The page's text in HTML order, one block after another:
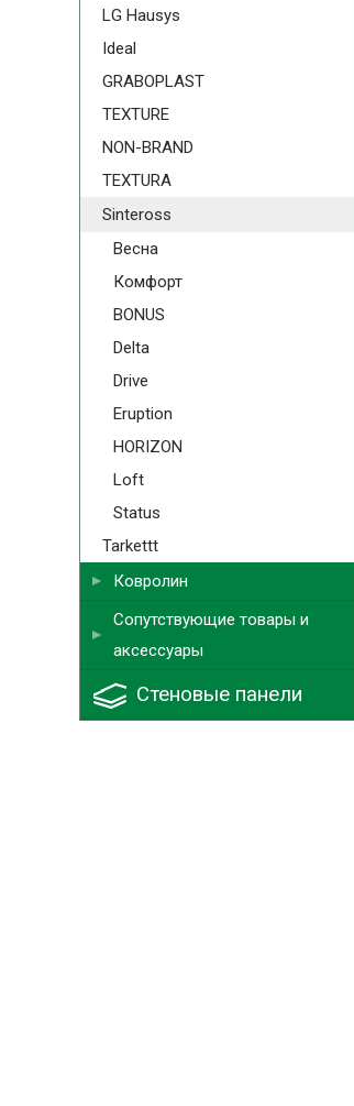
LG Hausys
Ideal
GRABOPLAST
TEXTURE
NON-BRAND
TEXTURA
Sinteross
Весна
Комфорт
BONUS
Delta
Drive
Eruption
HORIZON
Loft
Status
Tarkettt
Ковролин
Сопутствующие товары и
аксессуары
Стеновые панели